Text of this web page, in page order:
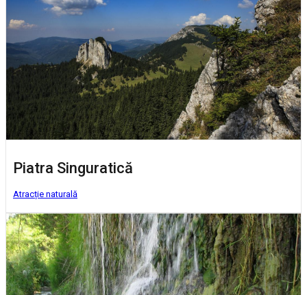
Piatra Singuratică
Atracție naturală